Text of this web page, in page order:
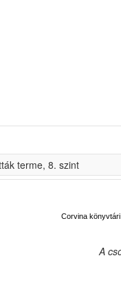
terme, 8. szint
Corvina
A